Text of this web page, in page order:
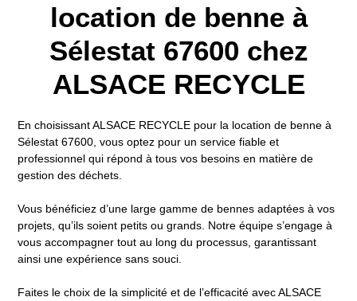
location de benne à
Sélestat 67600 chez
ALSACE RECYCLE
En choisissant ALSACE RECYCLE pour la location de benne à
Sélestat 67600, vous optez pour un service fiable et
professionnel qui répond à tous vos besoins en matière de
gestion des déchets.
Vous bénéficiez d’une large gamme de bennes adaptées à vos
projets, qu’ils soient petits ou grands. Notre équipe s’engage à
vous accompagner tout au long du processus, garantissant
ainsi une expérience sans souci.
Faites le choix de la simplicité et de l’efficacité avec ALSACE